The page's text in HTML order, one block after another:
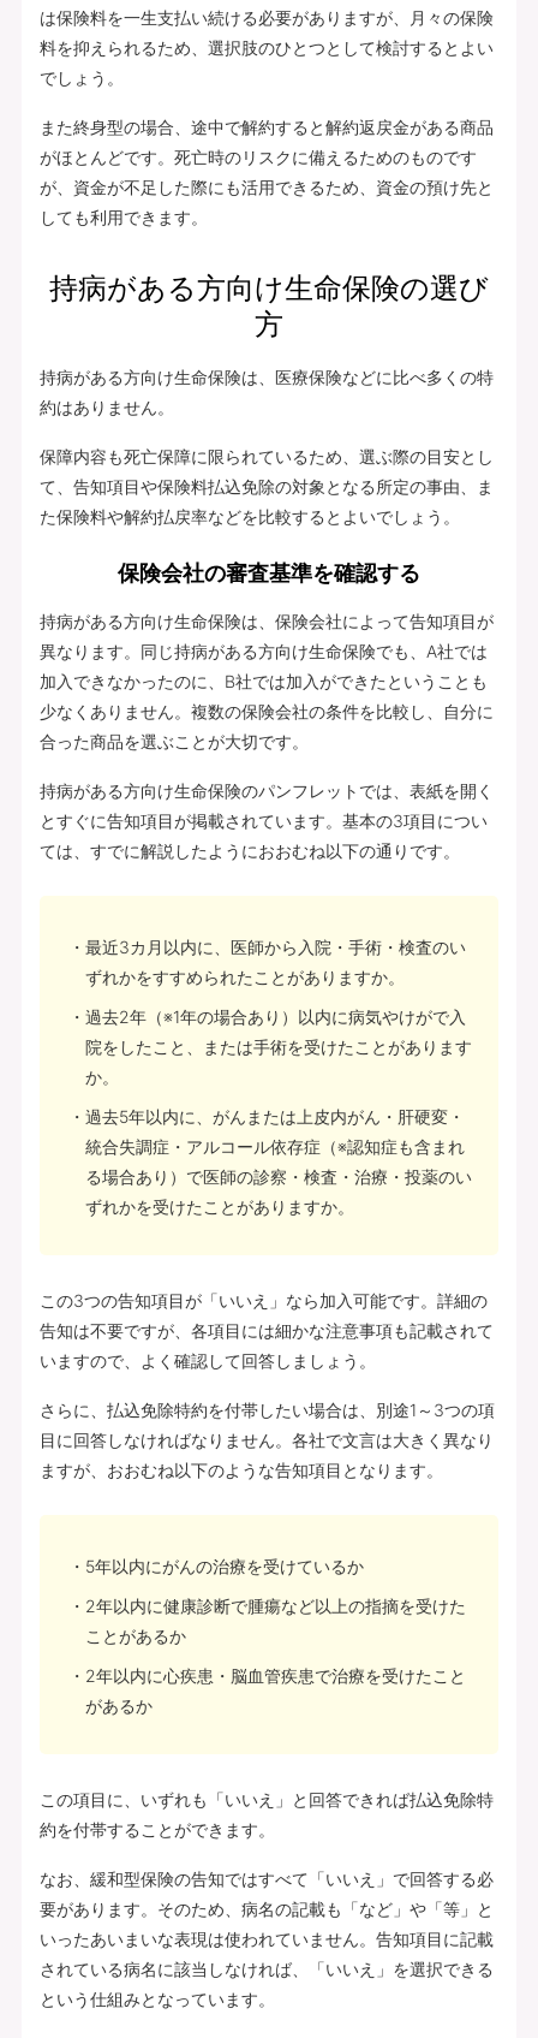
は保険料を一生支払い続ける必要がありますが、月々の保険
料を抑えられるため、選択肢のひとつとして検討するとよい
でしょう。
また終身型の場合、途中で解約すると解約返戻金がある商品
がほとんどです。死亡時のリスクに備えるためのものです
が、資金が不足した際にも活用できるため、資金の預け先と
しても利用できます。
持病がある方向け生命保険の選び
方
持病がある方向け生命保険は、医療保険などに比べ多くの特
約はありません。
保障内容も死亡保障に限られているため、選ぶ際の目安とし
て、告知項目や保険料払込免除の対象となる所定の事由、ま
た保険料や解約払戻率などを比較するとよいでしょう。
保険会社の審査基準を確認する
持病がある方向け生命保険は、保険会社によって告知項目が
異なります。同じ持病がある方向け生命保険でも、A社では
加入できなかったのに、B社では加入ができたということも
少なくありません。複数の保険会社の条件を比較し、自分に
合った商品を選ぶことが大切です。
持病がある方向け生命保険のパンフレットでは、表紙を開く
とすぐに告知項目が掲載されています。基本の3項目につい
ては、すでに解説したようにおおむね以下の通りです。
最近3カ月以内に、医師から入院・手術・検査のい
ずれかをすすめられたことがありますか。
過去2年（※1年の場合あり）以内に病気やけがで入
院をしたこと、または手術を受けたことがあります
か。
過去5年以内に、がんまたは上皮内がん・肝硬変・
統合失調症・アルコール依存症（※認知症も含まれ
る場合あり）で医師の診察・検査・治療・投薬のい
ずれかを受けたことがありますか。
この3つの告知項目が「いいえ」なら加入可能です。詳細の
告知は不要ですが、各項目には細かな注意事項も記載されて
いますので、よく確認して回答しましょう。
さらに、払込免除特約を付帯したい場合は、別途1～3つの項
目に回答しなければなりません。各社で文言は大きく異なり
ますが、おおむね以下のような告知項目となります。
5年以内にがんの治療を受けているか
2年以内に健康診断で腫瘍など以上の指摘を受けた
ことがあるか
2年以内に心疾患・脳血管疾患で治療を受けたこと
があるか
この項目に、いずれも「いいえ」と回答できれば払込免除特
約を付帯することができます。
なお、緩和型保険の告知ではすべて「いいえ」で回答する必
要があります。そのため、病名の記載も「など」や「等」と
いったあいまいな表現は使われていません。告知項目に記載
されている病名に該当しなければ、「いいえ」を選択できる
という仕組みとなっています。